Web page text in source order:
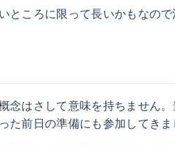
ところに限って長いかもなので
念はさして意味を持ちません
た前日の準備にも参加してきま